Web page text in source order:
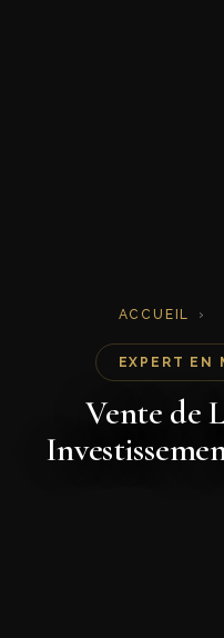
ACCUEIL ›
EXPERT EN
Vente de